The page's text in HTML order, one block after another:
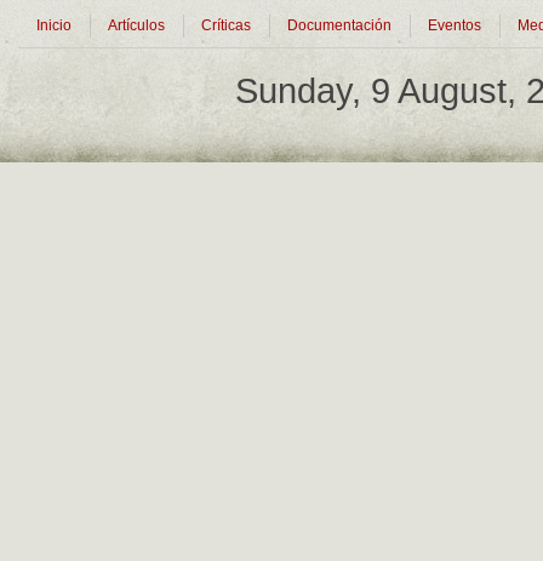
Inicio Artículos Críticas Documentación Eventos
Sunday, 9 August,